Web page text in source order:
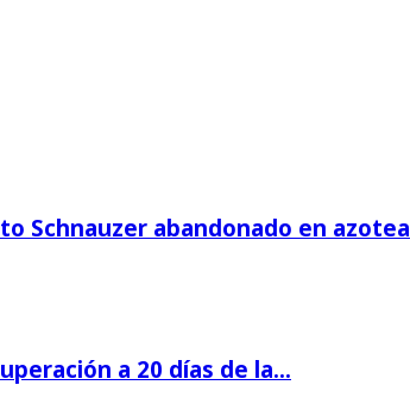
Schnauzer abandonado en azotea
a 20 días de la…